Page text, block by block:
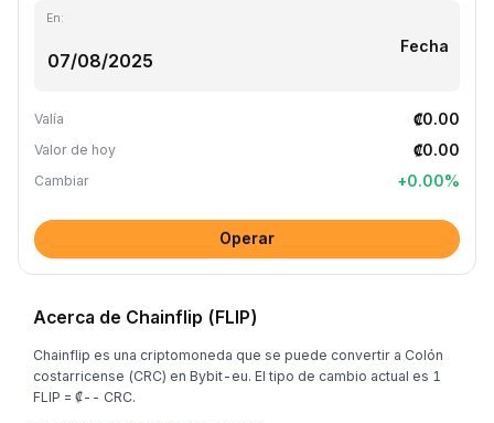
En:
Fecha
Valía ₡0.00
Valor de hoy ₡0.00
Cambiar +0.00%
Operar
Acerca de Chainflip (FLIP)
Chainflip es una criptomoneda que se puede convertir a Colón
costarricense (CRC) en Bybit-eu. El tipo de cambio actual es 1
FLIP = ₡-- CRC.